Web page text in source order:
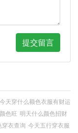
提交留言
今天穿什么额色衣服有财运
色旺 明天什么颜色招财
穿衣查询 今天五行穿衣服